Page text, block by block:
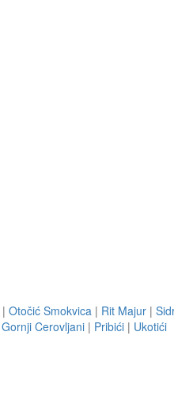
| Otočić Smokvica | Rit Majur |
Gornji Cerovljani | Pribići | Ukotići